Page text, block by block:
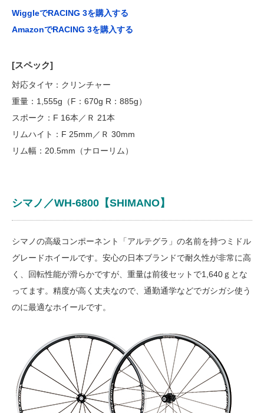
WiggleでRACING 3を購入する
AmazonでRACING 3を購入する
[スペック]
対応タイヤ：クリンチャー
重量：1,555g（F：670g R：885g）
スポーク：F 16本／Ｒ 21本
リムハイト：F 25mm／Ｒ 30mm
リム幅：20.5mm（ナローリム）
シマノ／WH-6800【SHIMANO】
シマノの高級コンポーネント「アルテグラ」の名前を持つミドル
グレードホイールです。安心の日本ブランドで耐久性が非常に高
く、回転性能が滑らかですが、重量は前後セットで1,640ｇとな
ってます。精度が高く丈夫なので、通勤通学などでガシガシ使う
のに最適なホイールです。